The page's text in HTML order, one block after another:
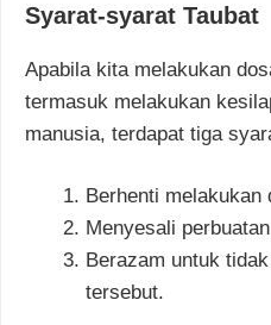
Syarat-syarat Taubat
Apabila kita melakukan
termasuk melakukan
manusia, terdapat tiga
Berhenti melakukan
Menyesali
Berazam untuk
tersebut.